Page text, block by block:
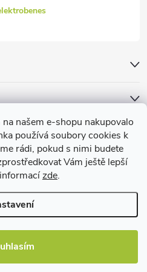
našem e-shopu nakupovalo
používá soubory cookies k
rádi, pokud s nimi budete
Vám ještě lepší
zde.